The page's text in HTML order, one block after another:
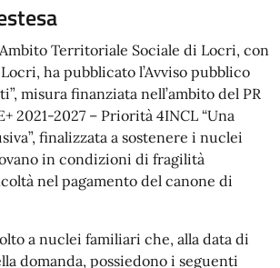
Territoriale Sociale di Locri, con
ha pubblicato l’Avviso pubblico
misura finanziata nell’ambito del PR
2021-2027 – Priorità 4INCL “Una
finalizzata a sostenere i nuclei
in condizioni di fragilità
nel pagamento del canone di
a nuclei familiari che, alla data di
domanda, possiedono i seguenti